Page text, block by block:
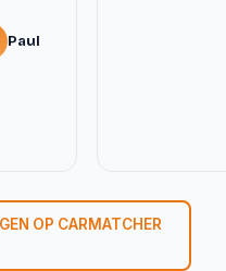
Paul
OP CARMATCHER